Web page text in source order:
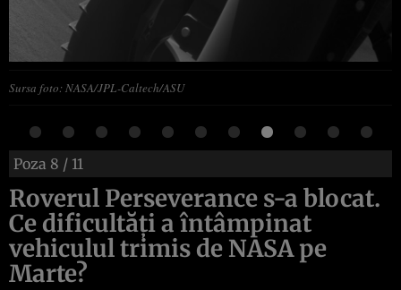
Sursa foto: NASA/JPL-Caltech/ASU
Poza 8 / 11
Roverul Perseverance s-a blocat.
Ce dificultăți a întâmpinat
vehiculul trimis de NASA pe
Marte?